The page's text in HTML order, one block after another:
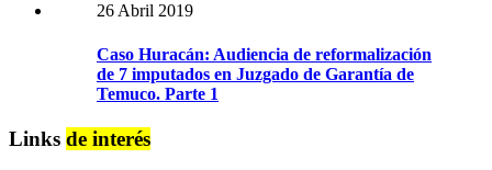
26 Abril 2019
Caso Huracán: Audiencia de reformalización
de 7 imputados en Juzgado de Garantía de
Temuco. Parte 1
Links de interés